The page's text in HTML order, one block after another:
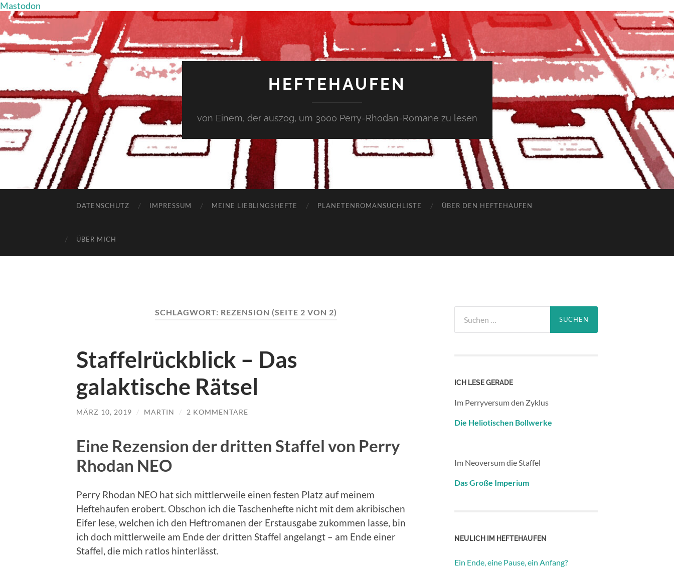
Mastodon
HEFTEHAUFEN
von Einem, der auszog, um 3000 Perry-Rhodan-Romane zu lesen
DATENSCHUTZ IMPRESSUM MEINE LIEBLINGSHEFTE PLANETENROMANSUCHLISTE ÜBER DEN HEFTEHAUFEN
ÜBER MICH
SCHLAGWORT: REZENSION (SEITE 2 VON 2)
Staffelrückblick – Das
galaktische Rätsel
MÄRZ 10, 2019 / MARTIN / 2 KOMMENTARE
Eine Rezension der dritten Staffel von Perry
Rhodan NEO
Perry Rhodan NEO hat sich mittlerweile einen festen Platz auf meinem
Heftehaufen erobert. Obschon ich die Taschenhefte nicht mit dem akribischen
Eifer lese, welchen ich den Heftromanen der Erstausgabe zukommen lasse, bin
ich doch mittlerweile am Ende der dritten Staffel angelangt – am Ende einer
Staffel, die mich ratlos hinterlässt.
nach:
ICH LESE GERADE
Im Perryversum den Zyklus
Die Heliotischen Bollwerke
Im Neoversum die Staffel
Das Große Imperium
NEULICH IM HEFTEHAUFEN
Ein Ende, eine Pause, ein Anfang?